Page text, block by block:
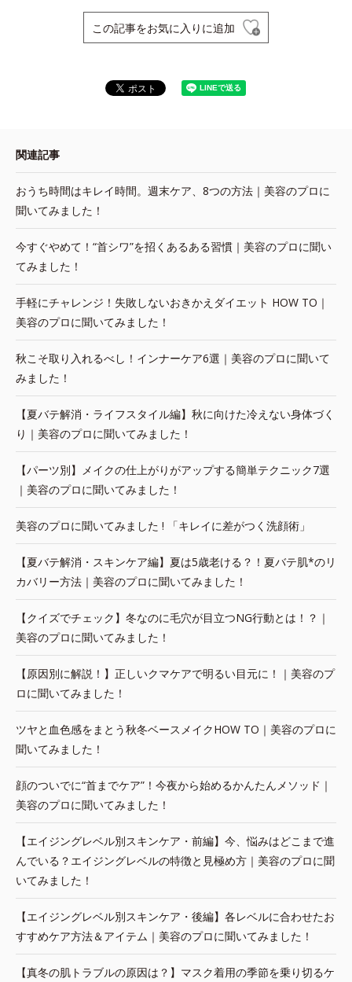
この記事をお気に入りに追加
関連記事
おうち時間はキレイ時間。週末ケア、8つの方法｜美容のプロに
聞いてみました！
今すぐやめて！“首シワ”を招くあるある習慣｜美容のプロに聞い
てみました！
手軽にチャレンジ！失敗しないおきかえダイエット HOW TO｜
美容のプロに聞いてみました！
秋こそ取り入れるべし！インナーケア6選｜美容のプロに聞いて
みました！
【夏バテ解消・ライフスタイル編】秋に向けた冷えない身体づく
り｜美容のプロに聞いてみました！
【パーツ別】メイクの仕上がりがアップする簡単テクニック7選
｜美容のプロに聞いてみました！
美容のプロに聞いてみました ! 「キレイに差がつく洗顔術」
【夏バテ解消・スキンケア編】夏は5歳老ける？！夏バテ肌*のリ
カバリー方法｜美容のプロに聞いてみました！
【クイズでチェック】冬なのに毛穴が目立つNG行動とは！？｜
美容のプロに聞いてみました！
【原因別に解説！】正しいクマケアで明るい目元に！｜美容のプ
ロに聞いてみました！
ツヤと血色感をまとう秋冬ベースメイクHOW TO｜美容のプロに
聞いてみました！
顔のついでに“首までケア”！今夜から始めるかんたんメソッド｜
美容のプロに聞いてみました！
【エイジングレベル別スキンケア・前編】今、悩みはどこまで進
んでいる？エイジングレベルの特徴と見極め方｜美容のプロに聞
いてみました！
【エイジングレベル別スキンケア・後編】各レベルに合わせたお
すすめケア方法＆アイテム｜美容のプロに聞いてみました！
【真冬の肌トラブルの原因は？】マスク着用の季節を乗り切るケ